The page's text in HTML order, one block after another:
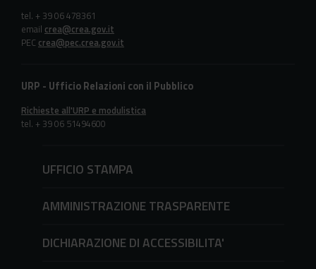
tel. + 39 06 478361
email crea@crea.gov.it
PEC crea@pec.crea.gov.it
URP - Ufficio Relazioni con il Pubblico
Richieste all'URP e modulistica
tel. + 39 06 51494600
UFFICIO STAMPA
AMMINISTRAZIONE TRASPARENTE
DICHIARAZIONE DI ACCESSIBILITA'